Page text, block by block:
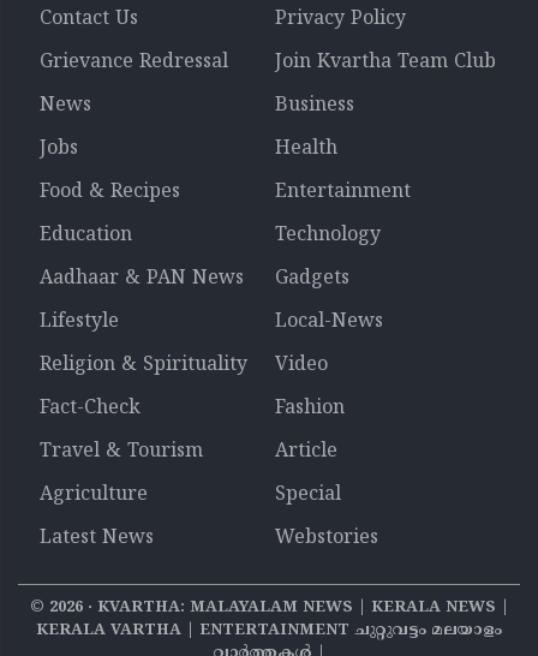
Contact Us
Privacy Policy
Grievance Redressal
Join Kvartha Team Club
News
Business
Jobs
Health
Food & Recipes
Entertainment
Education
Technology
Aadhaar & PAN News
Gadgets
Lifestyle
Local-News
Religion & Spirituality
Video
Fact-Check
Fashion
Travel & Tourism
Article
Agriculture
Special
Latest News
Webstories
© 2026‧ KVARTHA: MALAYALAM NEWS | KERALA NEWS |
KERALA VARTHA | ENTERTAINMENT ചുറ്റുവട്ടം മലയാളം